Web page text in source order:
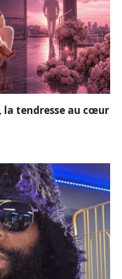
la tendresse au cœur